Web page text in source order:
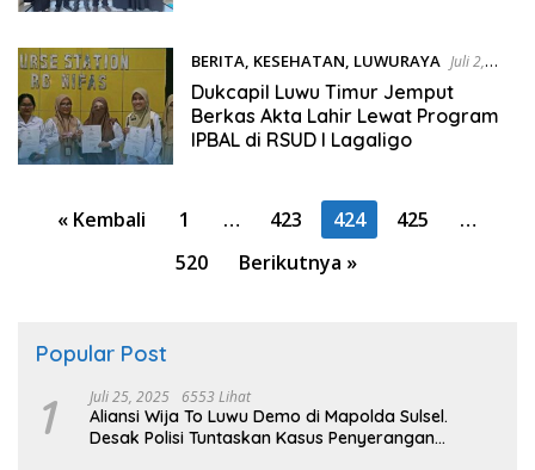
BERITA, KESEHATAN, LUWURAYA Juli 2,
2025
Dukcapil Luwu Timur Jemput
Berkas Akta Lahir Lewat Program
IPBAL di RSUD I Lagaligo
Paginasi
« Kembali 1 … 423 424 425
…
520
Berikutnya »
Popular Post
1 Juli 25, 2025 6553 Lihat
Aliansi Wija To Luwu Demo di Mapolda Sulsel.
Desak Polisi Tuntaskan Kasus Penyerangan